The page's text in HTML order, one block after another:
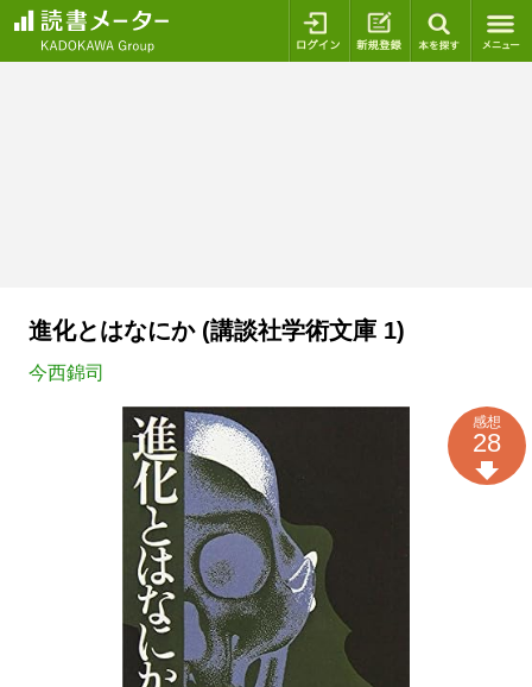
ログイン 新規登録
進化とはなにか (講談社学術文庫 1)
今西錦司
感想
28